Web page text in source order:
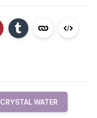
CRYSTAL WATER